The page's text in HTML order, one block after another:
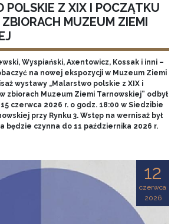
POLSKIE Z XIX I POCZĄTKU
MUZEUM ZIEMI
Wyspiański, Axentowicz, Kossak i inni –
na nowej ekspozycji w Muzeum Ziemi
wystawy „Malarstwo polskie z XIX i
zbiorach Muzeum Ziemi Tarnowskiej” odbył
czerwca 2026 r. o godz. 18:00 w Siedzibie
przy Rynku 3. Wstęp na wernisaż był
będzie czynna do 11 października 2026 r.
12
czerwca
2026